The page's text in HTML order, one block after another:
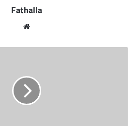
مع السيد العميد/ محمد الدجوي
وبالتنسيق مع هيئة الدواء المصرية
Fathalla